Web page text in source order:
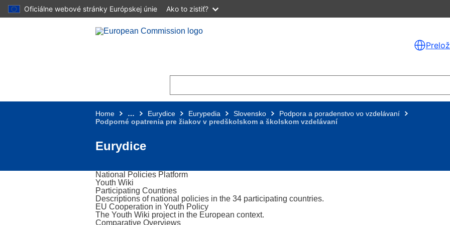
Skip to main content
Oficiálne webové stránky Európskej únie Ako to zistiť?
Home … Eurydice Eurypedia Slovensko
Podpora a poradenstvo vo vzdelávaní
Podporné opatrenia pre žiakov v predškolskom a školskom vzdelávaní
Eurydice
National Policies Platform
Youth Wiki
Participating Countries
Descriptions of national policies in the 34 participating countries.
EU Cooperation in Youth Policy
The Youth Wiki project in the European context.
Comparative Overviews